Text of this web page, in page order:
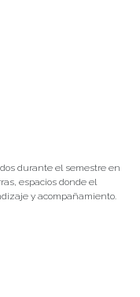
durante el semestre en
espacios donde el
y acompañamiento.